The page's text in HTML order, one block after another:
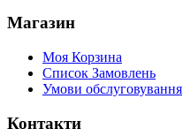
Магазин
Моя Корзина
Список Замовлень
Умови обслуговування
Контакти